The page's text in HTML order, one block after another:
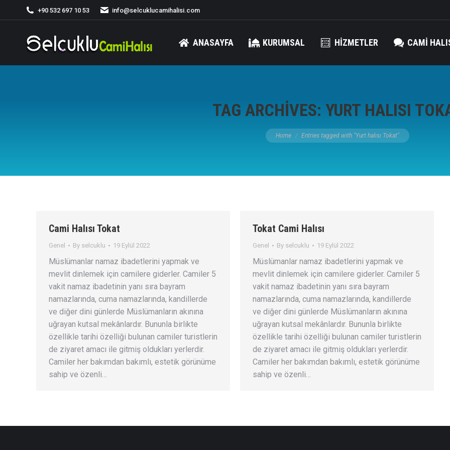
+90 532 697 10 53 info@selcuklucamihalisi.com
ANASAYFA KURUMSAL HIZMETLER CAMI
TAG ARCHIVES: YURT HALISI
You are here:
Home Entries tagged with "Yurt halısı Tokat"
Cami Halısı Tokat
Genel By selcuklu 19 Eylül 2022
Müslümanlar namaz ibadetlerini yapmak ve
mevlit dinlemek için camilere giderler. Camiler 5
vakit namaz ibadetinin yanı sıra bayram
namazlarında, cuma namazlarında, kandillerde
ve diğer dini günlerde Müslümanların akınına
uğrayan kutsal mekânlardır. Bununla birlikte
özellikle tarihi özelliği bulunan camiler turistlerin
de ziyaret amacı ile gitmiş oldukları yerlerdir.
Camiler her bakımdan bakımlı, estetik görünüme
sahip ve özenli…
Tokat Cami Halısı
Genel By selcuklu 19 Eylül 2022
Müslümanlar namaz ibadetlerini yapmak ve
mevlit dinlemek için camilere giderler. Camiler 5
vakit namaz ibadetinin yanı sıra bayram
namazlarında, cuma namazlarında, kandillerde
ve diğer dini günlerde Müslümanların akınına
uğrayan kutsal mekânlardır. Bununla birlikte
özellikle tarihi özelliği bulunan camiler turistlerin
de ziyaret amacı ile gitmiş oldukları yerlerdir.
Camiler her bakımdan bakımlı, estetik görünüme
sahip ve özenli…